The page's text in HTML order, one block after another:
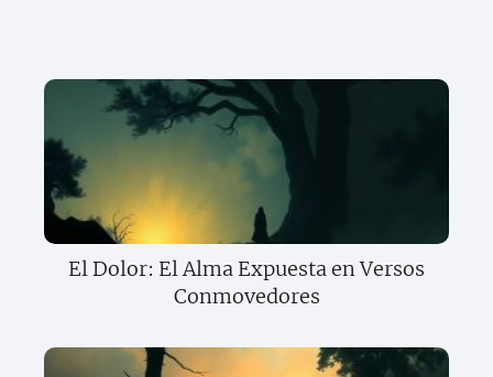
El Dolor: El Alma Expuesta en Versos
Conmovedores